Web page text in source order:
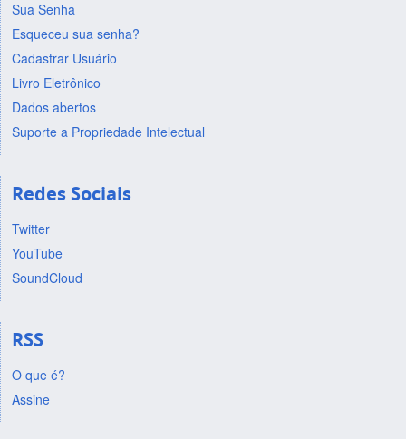
Sua Senha
Esqueceu sua senha?
Cadastrar Usuário
Livro Eletrônico
Dados abertos
Suporte a Propriedade Intelectual
Redes Sociais
Twitter
YouTube
SoundCloud
RSS
O que é?
Assine